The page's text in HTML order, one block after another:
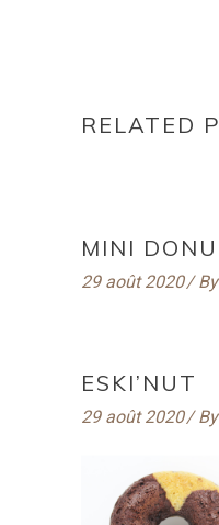
RELATED
MINI
29 août 2020 By
ESKI’NUT
29 août 2020 By